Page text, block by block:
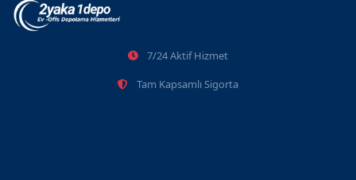
7/24 Aktif Hizmet
Tam Kapsamlı Sigorta